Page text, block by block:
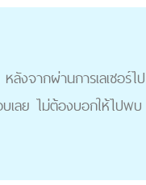
งจากผ่านการเลเซอร์
เลย ไม่ต้องบอกให้ไปพ